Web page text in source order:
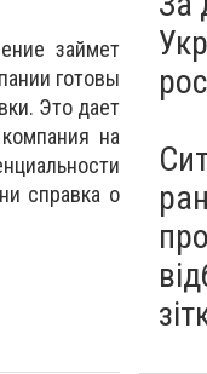
займет
готовы
Это дает
на
справка о